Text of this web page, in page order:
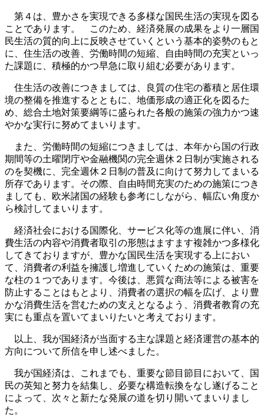
第４は、豊かさを実現できる多様な国民生活の実現を図る
ことであります。 このため、経済発展の成果をより一層国
民生活の質的向上に反映させていくという基本的姿勢のもと
に、住生活の改善、労働時間の短縮、自由時間の充実といっ
た課題に、積極的かつ早急に取り組む必要があります。
住生活の改善につきましては、良質の住宅の蓄積と居住環
境の整備を推進するとともに、地価形成の適正化を図るた
め、総合土地対策要綱等に盛られた各般の施策の強力かつ速
やかな実行に努めてまいります。
また、労働時間の短縮につきましては、本年から国の行政
期間等の土曜閉庁や金融機関の完全週休２日制が実施される
のを契機に、完全週休２日制の普及に向けて努力してまいる
所存であります。その際、自由時間充実のための施策につき
ましても、欧米諸国の経験も参考にしながら、幅広い角度か
ら検討してまいります。
経済社会における国際化、サービス化等の進展に伴い、消
費生活の内容や消費者取引の形態はますます複雑かつ多様化
してきておりますが、豊かな国民生活を実現する上におい
て、消費者の利益を擁護し増進していくための施策は、重要
な柱の１つであります。今後は、悪質な商法等による被害を
防止することはもとより、消費者の選択の幅を広げ、より豊
かな消費生活を営むための支えとなるよう、消費者教育の充
実にも重点を置いてまいりたいと考えております。
以上、我が国経済が当面する主な課題と経済運営の基本的
方向について所信を申し述べました。
我が国経済は、これまでも、重要な節目節目において、国
民の英知と努力を結集し、必要な構造転換をなし遂げること
によって、次々と新たな発展の道を切り開いてまいりまし
た。